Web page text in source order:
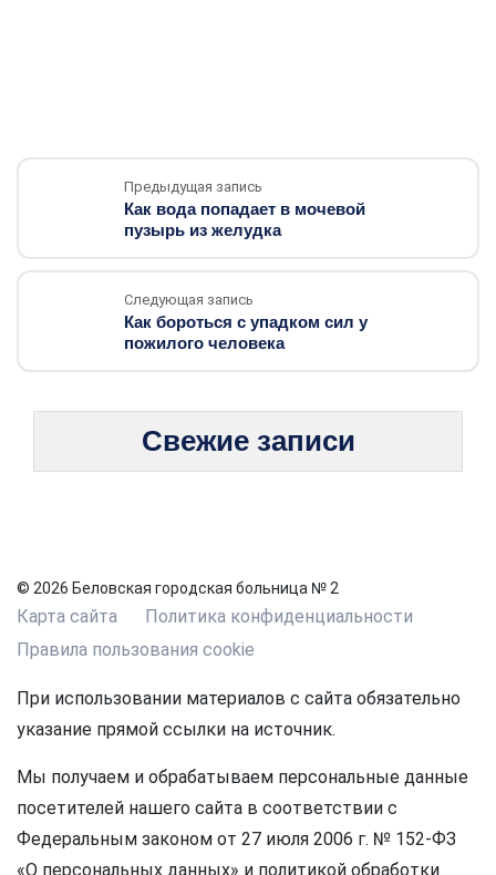
Предыдущая запись
Как вода попадает в мочевой
пузырь из желудка
Следующая запись
Как бороться с упадком сил у
пожилого человека
Свежие записи
© 2026 Беловская городская больница № 2
Карта сайта
Политика конфиденциальности
Правила пользования cookie
При использовании материалов с сайта обязательно
указание прямой ссылки на источник.
Мы получаем и обрабатываем персональные данные
посетителей нашего сайта в соответствии с
Федеральным законом от 27 июля 2006 г. № 152-ФЗ
«О персональных данных» и политикой обработки